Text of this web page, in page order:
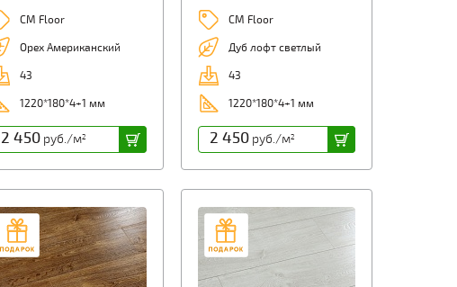
CM Floor
Орех Американский
43
1220*180*4+1 мм
2 450руб./м2
CM Floor
Дуб лофт светлый
43
1220*180*4+1 мм
2 450руб./м2